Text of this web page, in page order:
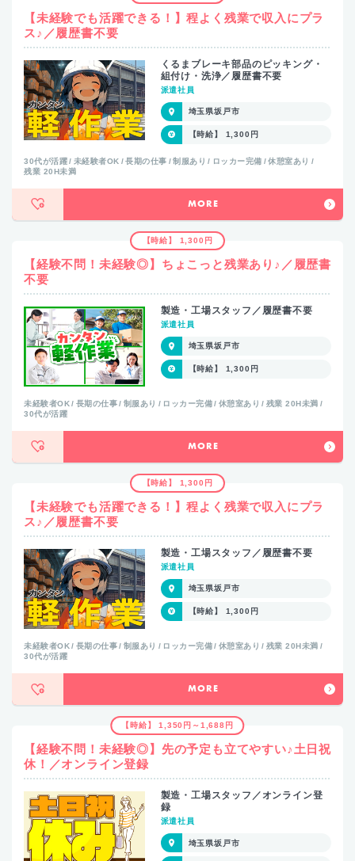
【未経験でも活躍できる！】程よく残業で収入にプラ
ス♪／履歴書不要
くるまブレーキ部品のピッキング・
組付け・洗浄／履歴書不要
派遣社員
埼玉県坂戸市
【時給】 1,300円
30代が活躍 未経験者OK 長期の仕事 制服あり ロッカー完備
休憩室あり
残業 20H未満
MORE
【時給】 1,300円
【経験不問！未経験◎】ちょこっと残業あり♪／履歴書
不要
製造・工場スタッフ／履歴書不要
派遣社員
埼玉県坂戸市
【時給】 1,300円
未経験者OK 長期の仕事 制服あり ロッカー完備 休憩室あり
残業 20H未満
30代が活躍
MORE
【時給】 1,300円
【未経験でも活躍できる！】程よく残業で収入にプラ
ス♪／履歴書不要
製造・工場スタッフ／履歴書不要
派遣社員
埼玉県坂戸市
【時給】 1,300円
未経験者OK 長期の仕事 制服あり ロッカー完備 休憩室あり
残業 20H未満
30代が活躍
MORE
【時給】 1,350円～1,688円
【経験不問！未経験◎】先の予定も立てやすい♪土日祝
休！／オンライン登録
製造・工場スタッフ／オンライン登
録
派遣社員
埼玉県坂戸市